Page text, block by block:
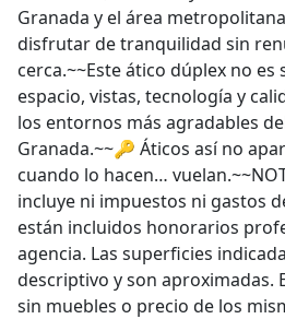
Granada y el área
disfrutar de tranquilidad sin
cerca.~~Este ático dúplex no es
espacio, vistas, tecnología y
los entornos más agradables
Granada.~~🔑 Áticos así no
cuando lo hacen…
incluye ni impuestos ni gastos
están incluidos honorarios
agencia. Las superficies
descriptivo y son aproximadas.
sin muebles o precio de los